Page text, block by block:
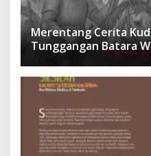
Merentang Cerita
Tunggangan Batara